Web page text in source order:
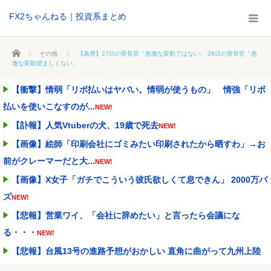
FX2ちゃんねる｜投資系まとめ
ホーム その他
【為替】27日の菅長官「急激な変動ではない」 28日の菅長官「急
激な変動望ましくない」
【衝撃】情弱「リボ払いはヤバい。情弱が使うもの」 情強「リボ
払いを使いこなすのが...NEW!
【訃報】人気Vtuberの犬、19歳で死去NEW!
【画像】絵師「印刷会社にゴミみたい印刷されたから晒すわ」→お
前がクレーマーだと大...NEW!
【画像】X女子「ガチでこういう彼氏欲しくて息できん」 2000万バ
ズNEW!
【悲報】営業ワイ、「会社に辞めたい」と言ったら会議にな
る・・・ NEW!
【悲報】台風13号の進路予想がおかしい 直角に曲がって九州上陸